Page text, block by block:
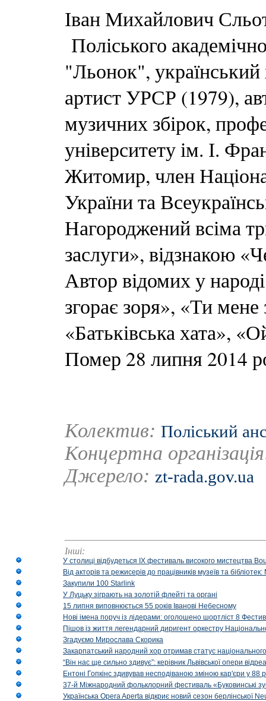
Іван Михайлович
Поліського
"Льонок",
артист УРСР (1979),
музичних збірок,
університету ім. І.
Житомир, член
України та
Нагороджений всіма
заслуги», відзнакою
Автор відомих у
згорає зоря», «Ти
«Батьківська хата»,
Помер 28 липня 2014
Колектив: Поліський
Концертна
Джерело: zt-rada.gov.ua
Інші:
У столиці відбудеться IX фестиваль високого мистецтва
Від акторів та режисерів до працівників музеїв та
Закупили 100 Starlink
У Луцьку зіграють на золотій флейті та органі
15 липня виповнюється 55 років Іванові Небесному
Нові імена поруч із лідерами: оголошено шортліст 8
Пішов із життя легендарний диригент оркестру
Згадуємо Мирослава Скорика
Закарпатський народний хор отримав статус національного
“Він нас ще сильно здивує”: керівник Львівської опери
Ентоні Гопкінс здивував несподіваною зміною кар'єри у 88
37-й Міжнародний фольклорний фестиваль «Буковинські
Українська Opera Aperta відкриє новий сезон берлінської